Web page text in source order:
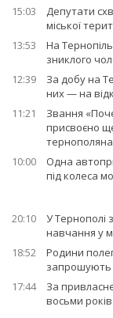
15:03
Депутати
міської
13:53
На
зниклого
12:39
За добу на
них — на
11:21
Звання
присвоєно
10:00
Одна
під колеса
20:10
У Тернополі
навчання у
18:52
Родини
запрошують
17:44
За
восьми